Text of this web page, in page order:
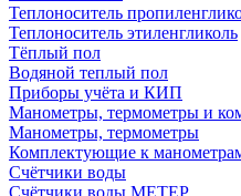
Теплоноситель
Теплоноситель этиленгликоль
Тёплый пол
Водяной теплый пол
Приборы учёта и КИП
Манометры, термометры и
Манометры, термометры
Комплектующие к
Счётчики воды
Счётчики воды МЕТЕР